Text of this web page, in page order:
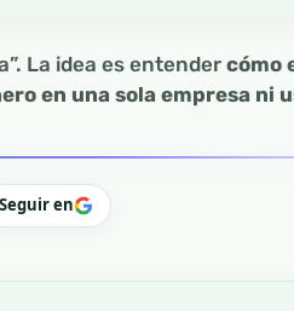
La idea es entender cómo
en una sola empresa ni
Seguir en